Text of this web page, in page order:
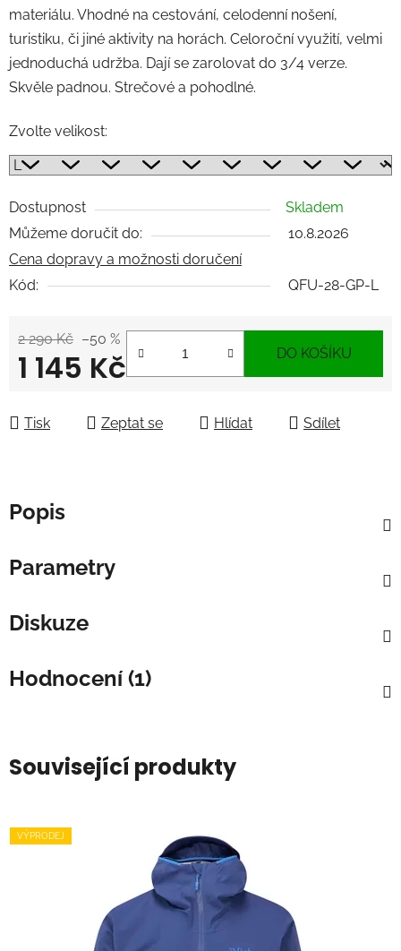
materiálu. Vhodné na cestování, celodenní nošení,
turistiku, či jiné aktivity na horách. Celoroční využití, velmi
jednoduchá udržba. Dají se zarolovat do 3/4 verze.
Skvěle padnou. Strečové a pohodlné.
Zvolte velikost:
Dostupnost
Skladem
Můžeme doručit do:
10.8.2026
Cena dopravy a možnosti doručení
Kód:
QFU-28-GP-L
2 290 Kč –50 %
1 145 Kč DO KOŠÍKU
Tisk Zeptat se Hlídat Sdílet
Popis
Parametry
Diskuze
Hodnocení (1)
Související produkty
VÝPRODEJ